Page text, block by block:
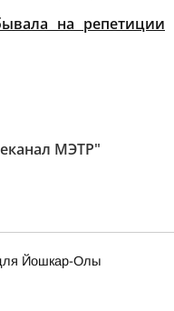
на репетиции
МЭТР"
Йошкар-Олы